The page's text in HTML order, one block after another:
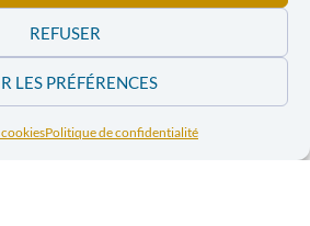
REFUSER
LES PRÉFÉRENCES
Politique de confidentialité
systémiques et politiques
Robert – Activiste et